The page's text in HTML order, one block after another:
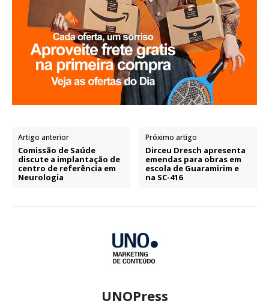
Artigo anterior
Comissão de Saúde
discute a implantação de
centro de referência em
Neurologia
Próximo artigo
Dirceu Dresch apresenta
emendas para obras em
escola de Guaramirim e
na SC-416
UNOPress